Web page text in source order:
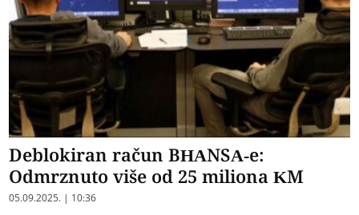
Deblokiran račun BHANSA-e:
Odmrznuto više od 25 miliona KM
05.09.2025. | 10:36